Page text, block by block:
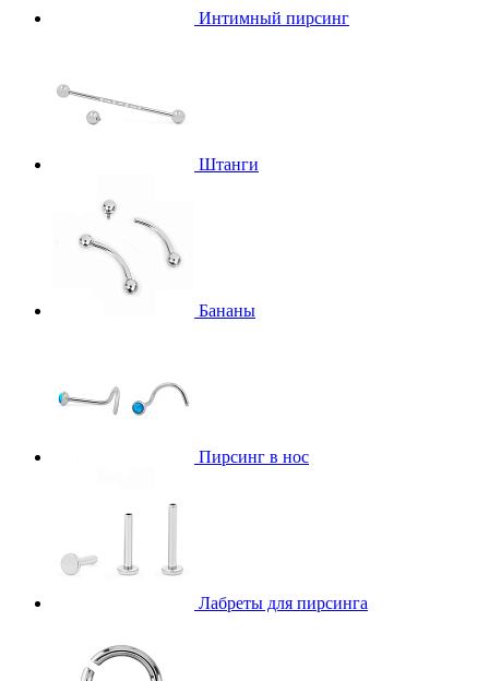
Интимный пирсинг
Штанги
Бананы
Пирсинг в нос
Лабреты для пирсинга